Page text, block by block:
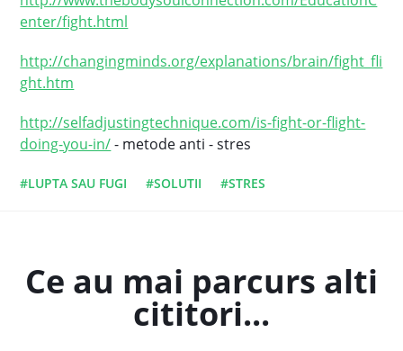
enter/fight.html
http://changingminds.org/explanations/brain/fight_fli
ght.htm
http://selfadjustingtechnique.com/is-fight-or-flight-
doing-you-in/- metode anti - stres
#LUPTA SAU FUGI #SOLUTII #STRES
Ce au mai parcurs alti
cititori...